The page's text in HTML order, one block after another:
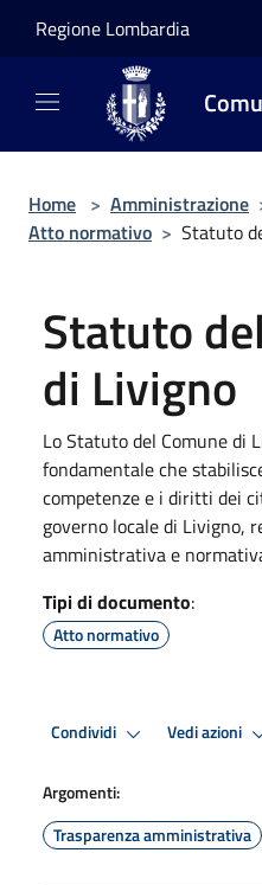
Regione Lombardia
Home > Amministrazione
Atto normativo > Statuto
Statuto
di Livigno
Lo Statuto del Comune di
fondamentale che
competenze e i diritti dei
governo locale di Livigno,
amministrativa e
Tipi di documento:
Atto normativo
Condividi Vedi azioni
Argomenti:
Trasparenza amministrativa